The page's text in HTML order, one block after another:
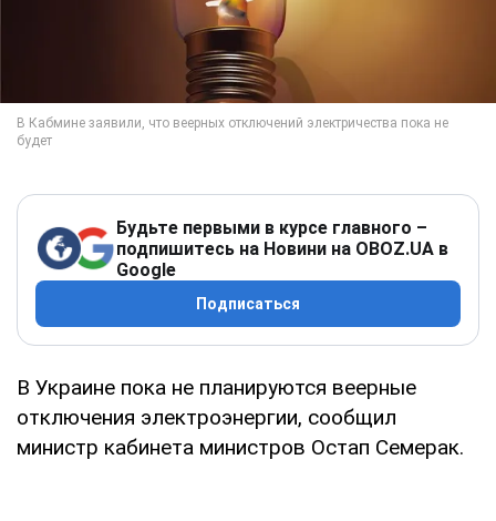
Будьте первыми в курсе главного –
подпишитесь на Новини на OBOZ.UA в
Google
Подписаться
В Украине пока не планируются веерные
отключения электроэнергии, сообщил
министр кабинета министров Остап Семерак.